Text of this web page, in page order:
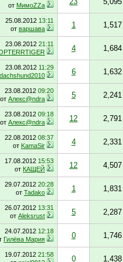
от МимоZZа
25.08.2012 13:11
от варшава 1 1,517
23.08.2012 21:11
4 1,684
23.08.2012 11:29
dachshund2010 6 1,632
23.08.2012 09:20
от Алекс@ndra 5 2,241
23.08.2012 09:18
от Алекс@ndra 12 2,791
22.08.2012 08:37
от KamaSir 4 2,331
17.08.2012 15:53
от КАЩЕЙ 12 4,507
29.07.2012 20:28
от Tadako 1 1,831
26.07.2012 13:31
от Aleksrust 5 2,287
24.07.2012 12:18
Гилёва Мария 0 1,746
19.07.2012 21:58
0 1,438